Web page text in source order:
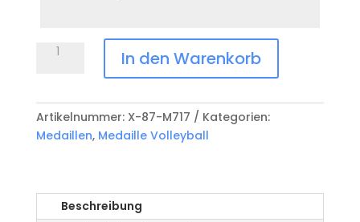
Medaille
87-
M717
Menge
In den Warenkorb
Artikelnummer: X-87-M717
Kategorien:
Medaillen, Medaille Volleyball
Beschreibung